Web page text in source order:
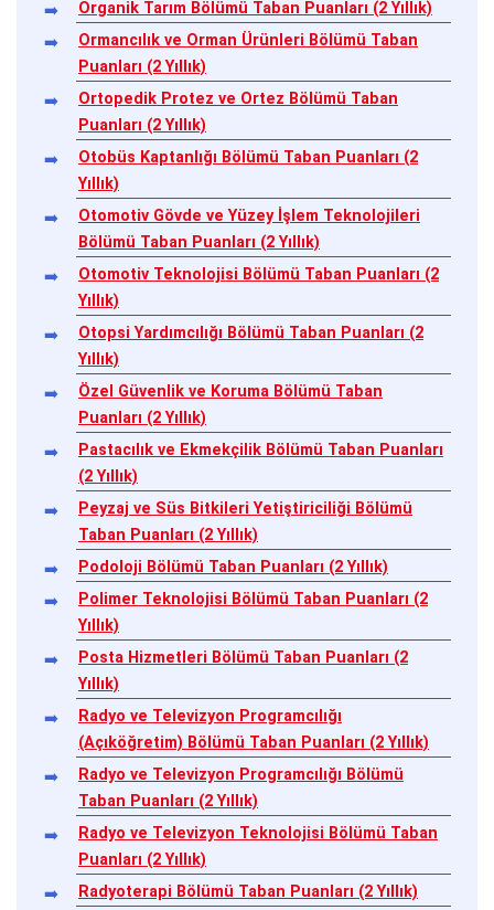
Organik Tarım Bölümü Taban Puanları (2 Yıllık)
Ormancılık ve Orman Ürünleri Bölümü Taban
Puanları (2 Yıllık)
Ortopedik Protez ve Ortez Bölümü Taban
Puanları (2 Yıllık)
Otobüs Kaptanlığı Bölümü Taban Puanları (2
Yıllık)
Otomotiv Gövde ve Yüzey İşlem Teknolojileri
Bölümü Taban Puanları (2 Yıllık)
Otomotiv Teknolojisi Bölümü Taban Puanları (2
Yıllık)
Otopsi Yardımcılığı Bölümü Taban Puanları (2
Yıllık)
Özel Güvenlik ve Koruma Bölümü Taban
Puanları (2 Yıllık)
Pastacılık ve Ekmekçilik Bölümü Taban Puanları
(2 Yıllık)
Peyzaj ve Süs Bitkileri Yetiştiriciliği Bölümü
Taban Puanları (2 Yıllık)
Podoloji Bölümü Taban Puanları (2 Yıllık)
Polimer Teknolojisi Bölümü Taban Puanları (2
Yıllık)
Posta Hizmetleri Bölümü Taban Puanları (2
Yıllık)
Radyo ve Televizyon Programcılığı
(Açıköğretim) Bölümü Taban Puanları (2 Yıllık)
Radyo ve Televizyon Programcılığı Bölümü
Taban Puanları (2 Yıllık)
Radyo ve Televizyon Teknolojisi Bölümü Taban
Puanları (2 Yıllık)
Radyoterapi Bölümü Taban Puanları (2 Yıllık)